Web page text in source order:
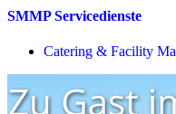
SMMP Servicedienste
Catering & Facility